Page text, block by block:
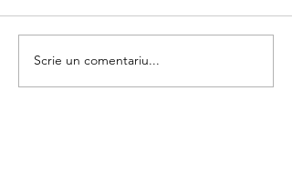
Asociază umbra
Scrie un comentariu...